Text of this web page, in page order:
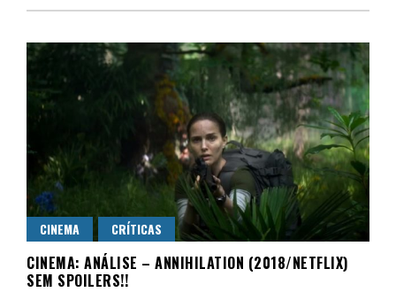
CINEMA CRÍTICAS
CINEMA: ANÁLISE – ANNIHILATION (2018/NETFLIX)
SEM SPOILERS!!